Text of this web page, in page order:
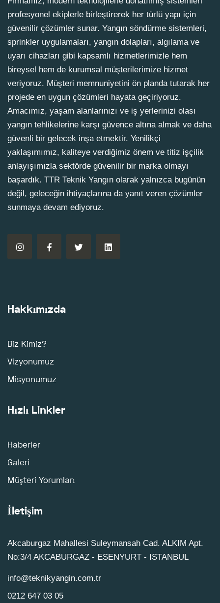
profesyonel ekiplerle birleştirerek her türlü yapı için
güvenilir çözümler sunar. Yangın söndürme sistemleri,
sprinkler uygulamaları, yangın dolapları, algılama ve
uyarı cihazları gibi kapsamlı hizmetlerimizle hem
bireysel hem de kurumsal müşterilerimize hizmet
veriyoruz. Müşteri memnuniyetini ön planda tutarak her
projede en uygun çözümleri hayata geçiriyoruz.
Amacımız, yaşam alanlarınızı ve iş yerlerinizi olası
yangın tehlikelerine karşı güvence altına almak ve daha
güvenli bir gelecek inşa etmektir. Yenilikçi
yaklaşımımız, kaliteye verdiğimiz önem ve titiz işçilik
anlayışımızla sektörde güvenilir bir marka olmayı
başardık. TTR Teknik Yangın olarak yalnızca bugünün
değil, geleceğin ihtiyaçlarına da yanıt veren çözümler
sunmaya devam ediyoruz.
Hakkımızda
Biz Kimiz?
Vizyonumuz
Misyonumuz
Hızlı Linkler
Haberler
Galeri
Müşteri Yorumları
İletişim
Akcaburgaz Mahallesi Suleymansah Cad. ALKIM Apt.
No:3/4 AKCABURGAZ - ESENYURT - ISTANBUL
info@teknikyangin.com.tr
0212 647 03 05